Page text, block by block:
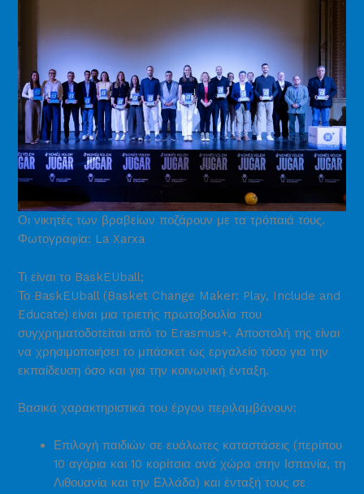
Οι νικητές των βραβείων ποζάρουν με τα τρόπαιά τους.
Φωτογραφία: La Xarxa
Τι είναι το BaskEUball;
Το BaskEUball (Basket Change Maker: Play, Include and
Educate) είναι μια τριετής πρωτοβουλία που
συγχρηματοδοτείται από το Erasmus+. Αποστολή της είναι
να χρησιμοποιήσει το μπάσκετ ως εργαλείο τόσο για την
εκπαίδευση όσο και για την κοινωνική ένταξη.
Βασικά χαρακτηριστικά του έργου περιλαμβάνουν:
Επιλογή παιδιών σε ευάλωτες καταστάσεις (περίπου
10 αγόρια και 10 κορίτσια ανά χώρα στην Ισπανία, τη
Λιθουανία και την Ελλάδα) και ένταξή τους σε